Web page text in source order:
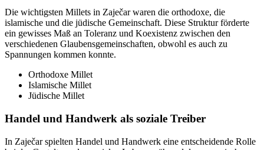
Die wichtigsten Millets in Zaječar waren die orthodoxe, die
islamische und die jüdische Gemeinschaft. Diese Struktur förderte
ein gewisses Maß an Toleranz und Koexistenz zwischen den
verschiedenen Glaubensgemeinschaften, obwohl es auch zu
Spannungen kommen konnte.
Orthodoxe Millet
Islamische Millet
Jüdische Millet
Handel und Handwerk als soziale Treiber
In Zaječar spielten Handel und Handwerk eine entscheidende Rolle